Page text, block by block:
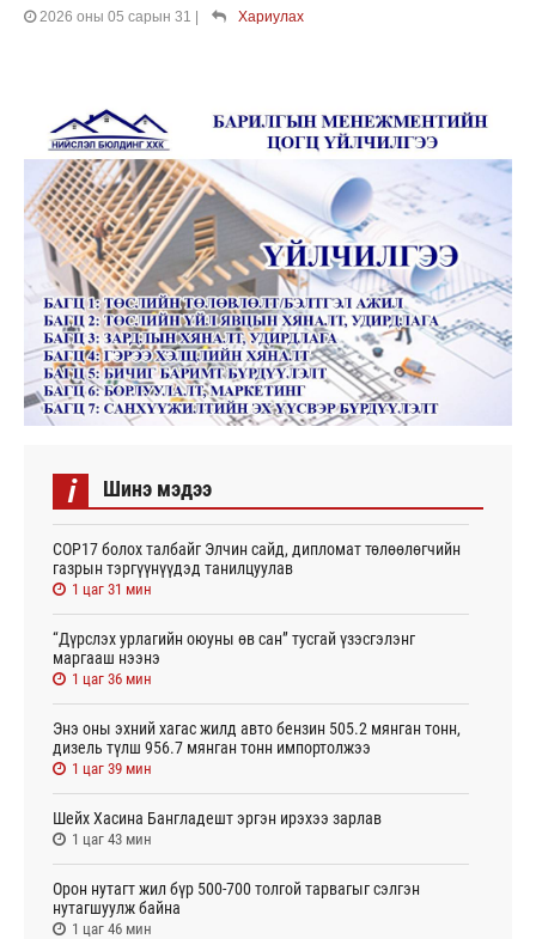
2026 оны 05 сарын 31 Хариулах
i Шинэ мэдээ
СОР17 болох талбайг Элчин сайд, дипломат төлөөлөгчийн
газрын тэргүүнүүдэд танилцуулав
1 цаг 31 мин
“Дүрслэх урлагийн оюуны өв сан” тусгай үзэсгэлэнг
маргааш нээнэ
1 цаг 36 мин
Энэ оны эхний хагас жилд авто бензин 505.2 мянган тонн,
дизель түлш 956.7 мянган тонн импортолжээ
1 цаг 39 мин
Шейх Хасина Бангладешт эргэн ирэхээ зарлав
1 цаг 43 мин
Орон нутагт жил бүр 500-700 толгой тарвагыг сэлгэн
нутагшуулж байна
1 цаг 46 мин